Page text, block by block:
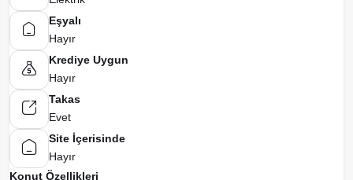
Eşyalı
Hayır
Krediye Uygun
Hayır
Takas
Evet
Site İçerisinde
Hayır
Konut Özellikleri